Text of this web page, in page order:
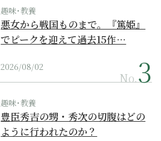
趣味･教養
悪女から戦国ものまで。『篤姫』
でピークを迎えて過去15作…
2026/08/02
No.
趣味･教養
豊臣秀吉の甥・秀次の切腹はどの
ように行われたのか？